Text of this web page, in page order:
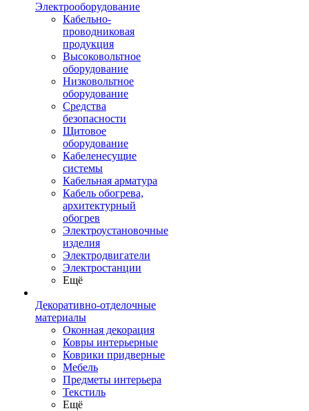
Электрооборудование
Кабельно-
проводниковая
продукция
Высоковольтное
оборудование
Низковольтное
оборудование
Средства
безопасности
Щитовое
оборудование
Кабеленесущие
системы
Кабельная арматура
Кабель обогрева,
архитектурный
обогрев
Электроустановочные
изделия
Электродвигатели
Электростанции
Ещё
Декоративно-отделочные
материалы
Оконная декорация
Ковры интерьерные
Коврики придверные
Мебель
Предметы интерьера
Текстиль
Ещё